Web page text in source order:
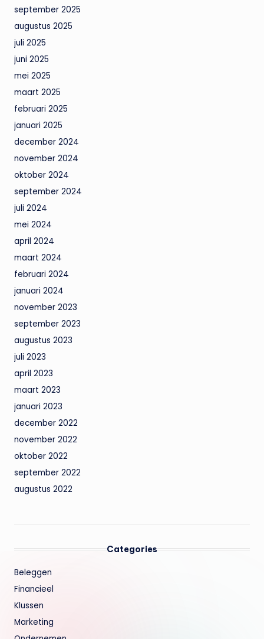
september 2025
augustus 2025
juli 2025
juni 2025
mei 2025
maart 2025
februari 2025
januari 2025
december 2024
november 2024
oktober 2024
september 2024
juli 2024
mei 2024
april 2024
maart 2024
februari 2024
januari 2024
november 2023
september 2023
augustus 2023
juli 2023
april 2023
maart 2023
januari 2023
december 2022
november 2022
oktober 2022
september 2022
augustus 2022
Categories
Beleggen
Financieel
Klussen
Marketing